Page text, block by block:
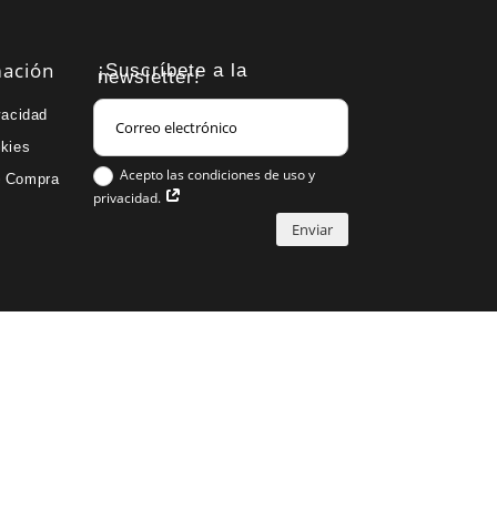
Compra
¡Suscríbete a la
newsletter!
Acepto las condiciones de uso y
privacidad.
Enviar